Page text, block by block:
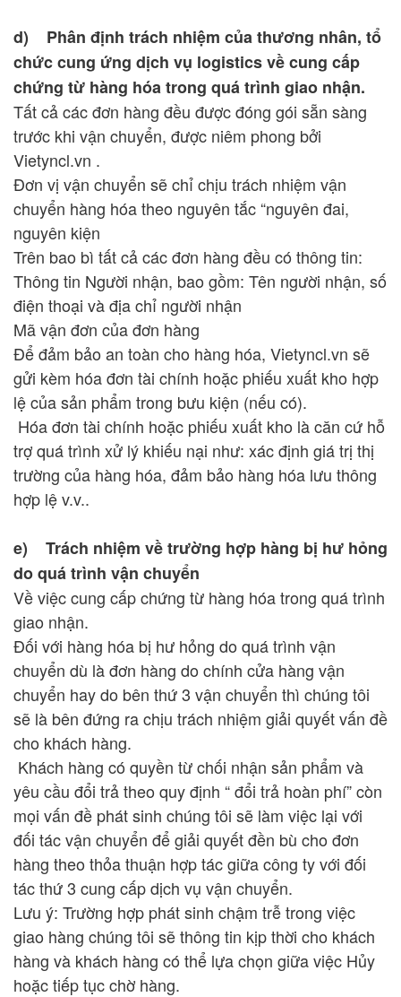
d) Phân định trách nhiệm của thương nhân, tổ
chức cung ứng dịch vụ logistics về cung cấp
chứng từ hàng hóa trong quá trình giao nhận.
Tất cả các đơn hàng đều được đóng gói sẵn sàng
trước khi vận chuyển, được niêm phong bởi
Vietyncl.vn .
Đơn vị vận chuyển sẽ chỉ chịu trách nhiệm vận
chuyển hàng hóa theo nguyên tắc “nguyên đai,
nguyên kiện
Trên bao bì tất cả các đơn hàng đều có thông tin:
Thông tin Người nhận, bao gồm: Tên người nhận, số
điện thoại và địa chỉ người nhận
Mã vận đơn của đơn hàng
Để đảm bảo an toàn cho hàng hóa, Vietyncl.vn sẽ
gửi kèm hóa đơn tài chính hoặc phiếu xuất kho hợp
lệ của sản phẩm trong bưu kiện (nếu có).
Hóa đơn tài chính hoặc phiếu xuất kho là căn cứ hỗ
trợ quá trình xử lý khiếu nại như: xác định giá trị thị
trường của hàng hóa, đảm bảo hàng hóa lưu thông
hợp lệ v.v..
e) Trách nhiệm về trường hợp hàng bị hư hỏng
do quá trình vận chuyển
Về việc cung cấp chứng từ hàng hóa trong quá trình
giao nhận.
Đối với hàng hóa bị hư hỏng do quá trình vận
chuyển dù là đơn hàng do chính cửa hàng vận
chuyển hay do bên thứ 3 vận chuyển thì chúng tôi
sẽ là bên đứng ra chịu trách nhiệm giải quyết vấn đề
cho khách hàng.
Khách hàng có quyền từ chối nhận sản phẩm và
yêu cầu đổi trả theo quy định “ đổi trả hoàn phí” còn
mọi vấn đề phát sinh chúng tôi sẽ làm việc lại với
đối tác vận chuyển để giải quyết đền bù cho đơn
hàng theo thỏa thuận hợp tác giữa công ty với đối
tác thứ 3 cung cấp dịch vụ vận chuyển.
Lưu ý: Trường hợp phát sinh chậm trễ trong việc
giao hàng chúng tôi sẽ thông tin kịp thời cho khách
hàng và khách hàng có thể lựa chọn giữa việc Hủy
hoặc tiếp tục chờ hàng.